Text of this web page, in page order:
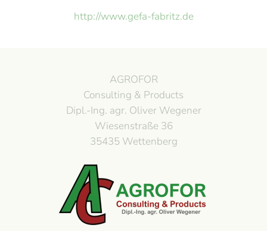
http://www.gefa-fabritz.de
AGROFOR
Consulting & Products
Dipl.-Ing. agr. Oliver Wegener
Wiesenstraße 36
35435 Wettenberg